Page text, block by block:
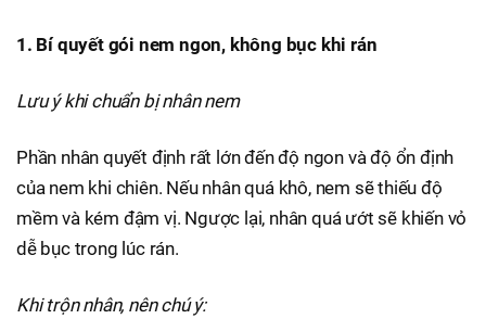
1. Bí quyết gói nem ngon, không bục khi rán
Lưu ý khi chuẩn bị nhân nem
Phần nhân quyết định rất lớn đến độ ngon và độ ổn định
của nem khi chiên. Nếu nhân quá khô, nem sẽ thiếu độ
mềm và kém đậm vị. Ngược lại, nhân quá ướt sẽ khiến vỏ
dễ bục trong lúc rán.
Khi trộn nhân, nên chú ý: